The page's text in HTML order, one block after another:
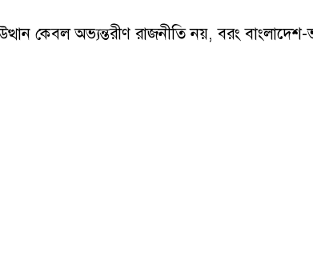
কেবল অভ্যন্তরীণ রাজনীতি নয়, বরং